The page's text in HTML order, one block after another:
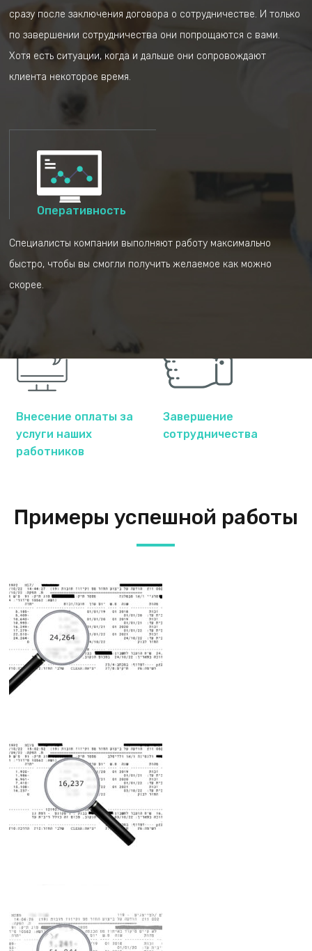
сразу после заключения договора о сотрудничестве. И только
по завершении сотрудничества они попрощаются с вами.
Хотя есть ситуации, когда и дальше они сопровождают
клиента некоторое время.
Оперативность
Специалисты компании выполняют работу максимально
быстро, чтобы вы смогли получить желаемое как можно
скорее.
Получение списка
клиентов с перечнем
документов
Получение и
специалистами
Отправка клиенту
информации о
который можно
претендовать
сопровождать вас и
направлять при
Внесение оплаты за
услуги наших
работников
Завершение
сотрудничества
Примеры успешной работы